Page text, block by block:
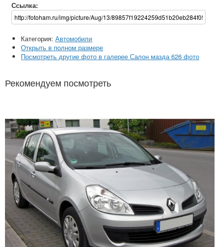
Ссылка:
Категория:Автомобили
Открыть в полном размере
Посмотреть другие фото в галерее Салон мазда 626 фото
Рекомендуем посмотреть